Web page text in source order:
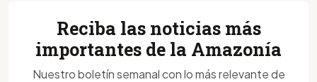
Reciba las noticias más
importantes de la Amazonía
Nuestro boletín semanal con lo más relevante de